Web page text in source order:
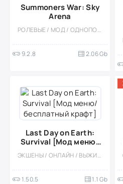
Summoners War: Sky
Arena
РОЛЕВЫЕ / МОД / ОДНОПОЛЬЗОВАТЕЛЬСКИЕ / КАЗУАЛЬНЫЕ / ПОШАГОВЫЕ / СТРАТЕГИИ / ФЭНТЕЗИ / БОЛЬШАЯ / БЕЗ КЕША
9.2.8 2.06 Gb
Last Day on Earth:
Survival [Мод меню/
бесплатный крафт]ЭКШЕНЫ / ОНЛАЙН / ВЫЖИВАНИЕ / МОД / КРАФТИНГ / КАЗУАЛЬНЫЕ / СТИЛИЗАЦИЯ / ОДНОПОЛЬЗОВАТЕЛЬСКИЕ / ОФЛАЙН / ВСТРОЕННЫЙ КЕШ / БЕЗ КЕША / ХОРРОР НА ВЫЖИВАНИЕ / ЗОМБИ / АПОКАЛИПСИС / БОЛЬШАЯ
1.50.5 1.1 Gb